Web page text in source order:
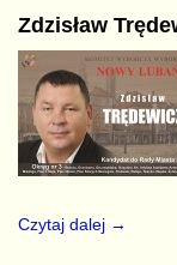
Zdzisław
Czytaj dalej →